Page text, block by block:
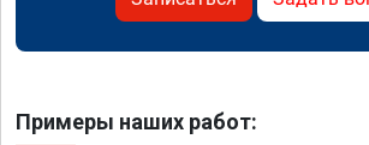
Примеры наших работ: